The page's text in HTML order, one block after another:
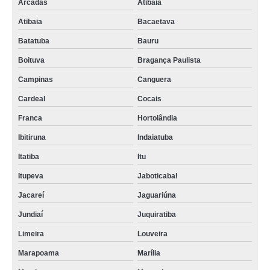
Arcadas Atibaia
Atibaia Bacaetava
Batatuba Bauru
Boituva Bragança Paulista
Campinas Canguera
Cardeal Cocais
Franca Hortolândia
Ibitiruna Indaiatuba
Itatiba Itu
Itupeva Jaboticabal
Jacareí Jaguariúna
Jundiaí Juquiratiba
Limeira Louveira
Marapoama Marília